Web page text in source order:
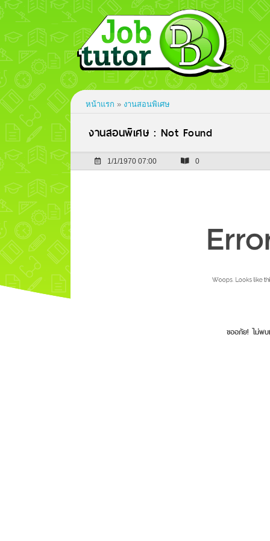
หน้าแรก » งานสอนพิเศษ
งานสอนพิเศษ : Not Found
1/1/1970 07:00 0
ขออภัย! ไม่พ